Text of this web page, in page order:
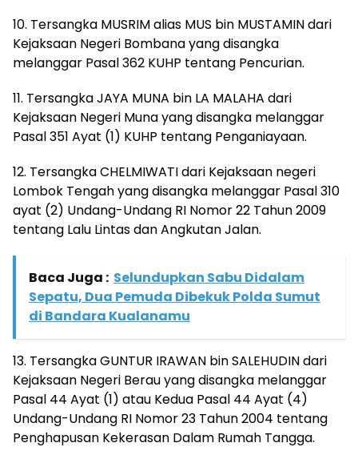
10. Tersangka MUSRIM alias MUS bin MUSTAMIN dari
Kejaksaan Negeri Bombana yang disangka
melanggar Pasal 362 KUHP tentang Pencurian.
11. Tersangka JAYA MUNA bin LA MALAHA dari
Kejaksaan Negeri Muna yang disangka melanggar
Pasal 351 Ayat (1) KUHP tentang Penganiayaan.
12. Tersangka CHELMIWATI dari Kejaksaan negeri
Lombok Tengah yang disangka melanggar Pasal 310
ayat (2) Undang-Undang RI Nomor 22 Tahun 2009
tentang Lalu Lintas dan Angkutan Jalan.
Baca Juga : Selundupkan Sabu Didalam
Sepatu, Dua Pemuda Dibekuk Polda Sumut
di Bandara Kualanamu
13. Tersangka GUNTUR IRAWAN bin SALEHUDIN dari
Kejaksaan Negeri Berau yang disangka melanggar
Pasal 44 Ayat (1) atau Kedua Pasal 44 Ayat (4)
Undang-Undang RI Nomor 23 Tahun 2004 tentang
Penghapusan Kekerasan Dalam Rumah Tangga.